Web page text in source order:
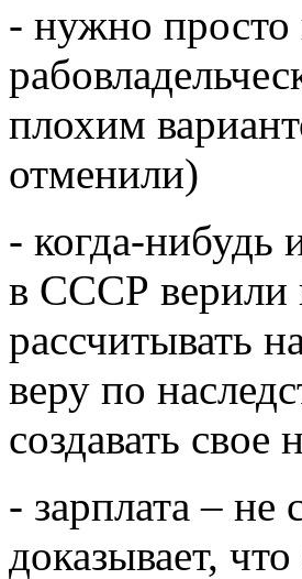
- нужно просто
плохим
отменили)
- когда-нибудь
в СССР верили
рассчитывать
веру по
создавать свое
- зарплата – не
доказывает,